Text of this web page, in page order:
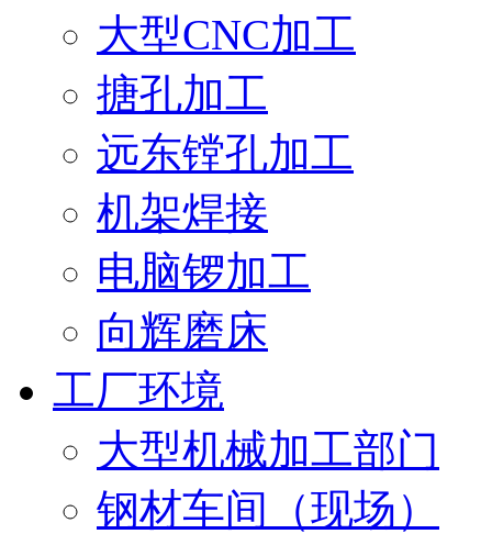
大型CNC加工
搪孔加工
远东镗孔加工
机架焊接
电脑锣加工
向辉磨床
工厂环境
大型机械加工部门
钢材车间（现场）